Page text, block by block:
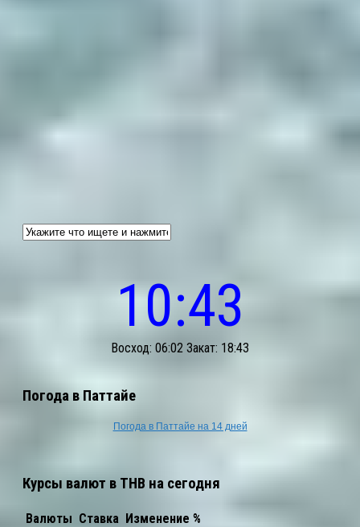
10:43
Восход: 06:02 Закат: 18:43
Погода в Паттайе
Погода в Паттайе на 14 дней
Курсы валют в THB на сегодня
Валюты Ставка Изменение %